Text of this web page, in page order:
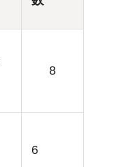
8
6